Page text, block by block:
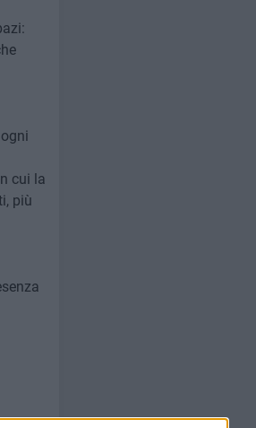
cui la
più